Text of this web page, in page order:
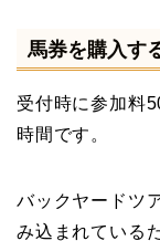
馬券を購入す
受付時に参加料
時間です。
バックヤードツ
み込まれている